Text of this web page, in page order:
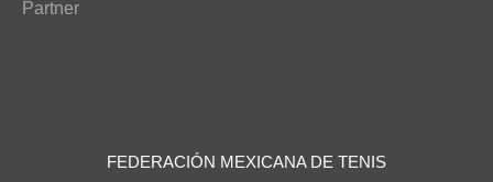
Partner
FEDERACIÓN MEXICANA DE TENIS